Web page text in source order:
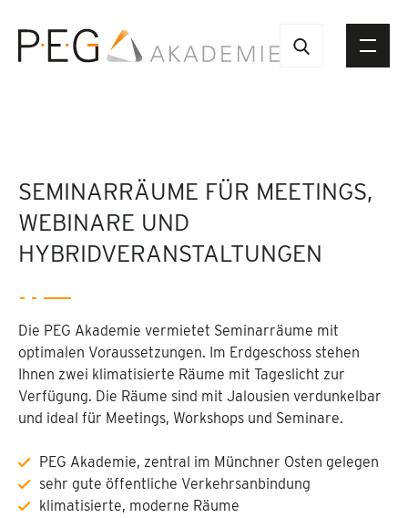
SEMINARRÄUME FÜR MEETINGS,
WEBINARE UND
HYBRIDVERANSTALTUNGEN
Die PEG Akademie vermietet Seminarräume mit
optimalen Voraussetzungen. Im Erdgeschoss stehen
Ihnen zwei klimatisierte Räume mit Tageslicht zur
Verfügung. Die Räume sind mit Jalousien verdunkelbar
und ideal für Meetings, Workshops und Seminare.
PEG Akademie, zentral im Münchner Osten gelegen
sehr gute öffentliche Verkehrsanbindung
klimatisierte, moderne Räume